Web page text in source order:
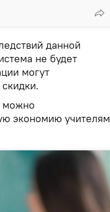
данной
не будет
могут
можно
экономию учителям